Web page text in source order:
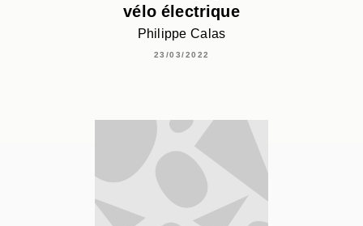
vélo électrique
Philippe Calas
23/03/2022